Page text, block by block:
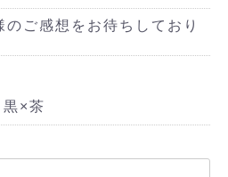
ご感想をお待ちしており
×茶